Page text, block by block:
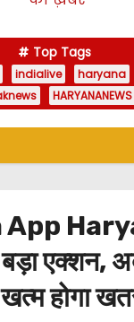
Top Tags
indialive haryana
HARYANANEWS
एक्शन,
होगा